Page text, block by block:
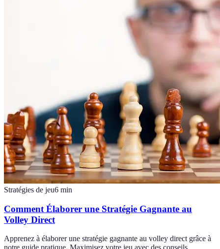
Stratégies de jeu6 min
Comment Élaborer une Stratégie Gagnante au
Volley Direct
Apprenez à élaborer une stratégie gagnante au volley direct grâce à